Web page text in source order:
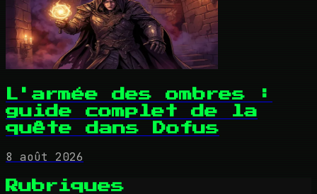
L'armée des ombres :
guide complet de la
quête dans Dofus
8 août 2026
Rubriques